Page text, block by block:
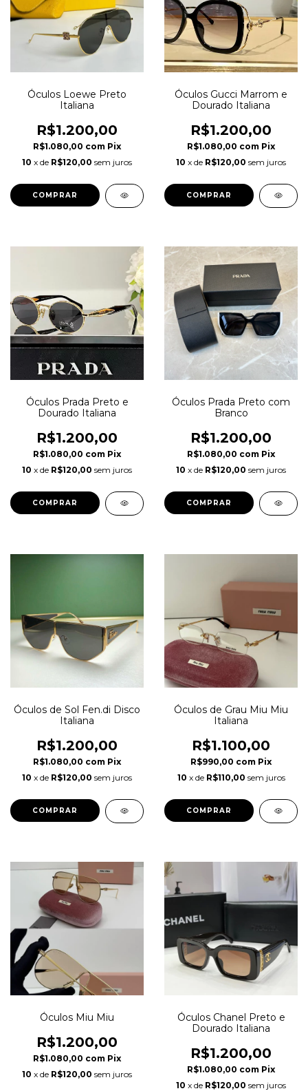
Óculos Loewe Preto
Italiana
R$1.200,00
R$1.080,00 com Pix
10 x de R$120,00 sem juros
Óculos Gucci Marrom e
Dourado Italiana
R$1.200,00
R$1.080,00 com Pix
10 x de R$120,00 sem juros
Óculos Prada Preto e
Dourado Italiana
R$1.200,00
R$1.080,00 com Pix
10 x de R$120,00 sem juros
Óculos Prada Preto com
Branco
R$1.200,00
R$1.080,00 com Pix
10 x de R$120,00 sem juros
Óculos de Sol Fen.di Disco
Italiana
R$1.200,00
R$1.080,00 com Pix
10 x de R$120,00 sem juros
Óculos de Grau Miu Miu
Italiana
R$1.100,00
R$990,00 com Pix
10 x de R$110,00 sem juros
Óculos Miu Miu
R$1.200,00
R$1.080,00 com Pix
10 x de R$120,00 sem juros
Óculos Chanel Preto e
Dourado Italiana
R$1.200,00
R$1.080,00 com Pix
10 x de R$120,00 sem juros